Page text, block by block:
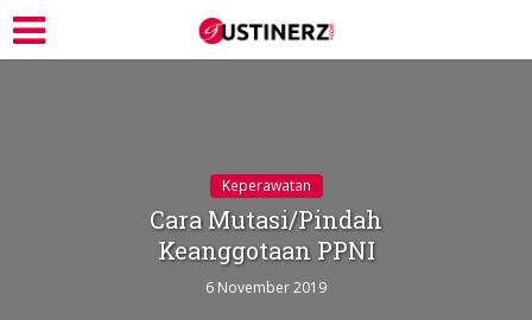
Keperawatan
Cara Mutasi/Pindah
Keanggotaan PPNI
6 November 2019